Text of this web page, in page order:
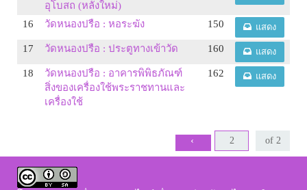
อุโบสถ (หลังใหม่)
16 วัดหนองปรือ : หอระฆัง 150 แสดง
17 วัดหนองปรือ : ประตูทางเข้าวัด 160 แสดง
18
วัดหนองปรือ : อาคารพิพิธภัณฑ์
สิ่งของเครื่องใช้พระราชทานและ
เครื่องใช้
162 แสดง
‹